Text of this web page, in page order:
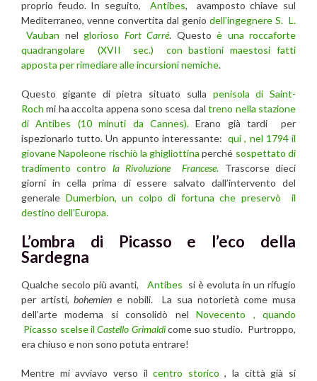
proprio feudo. In seguito, Antibes, avamposto chiave sul
Mediterraneo, venne convertita dal genio dell’ingegnere S. L.
Vauban nelglorioso Fort Carré. Questoè una roccaforte
quadrangolare (XVII sec.) con bastioni maestosi fatti
apposta per rimediare alle incursioni nemiche.
Questo gigante di pietra situato sulla penisola di Saint-
Roch mi ha accolta appena sono scesa daltreno nella stazione
di Antibes (10 minuti da Cannes). Erano già tardi per
ispezionarlo tutto. Un appunto interessante:qui , nel 1794 il
giovane Napoleone rischiò la ghigliottina perché sospettato di
tradimento contro la Rivoluzione Francese. Trascorse dieci
giorni in cella prima di essere salvato dall’intervento del
generale Dumerbion, un colpo di fortuna che preservò il
destino dell’Europa.
L’ombra di Picasso e l’eco della
Sardegna
Qualche secolo più avanti, Antibes si è evoluta in un rifugio
per artisti,bohemiene nobili. La sua notorietà come musa
dell’arte moderna si consolidò nelNovecento , quando
Picasso scelse ilCastello Grimaldicome suo studio. Purtroppo,
era chiuso e non sono potuta entrare!
Mentre mi avviavo verso ilcentro storico, la città già si